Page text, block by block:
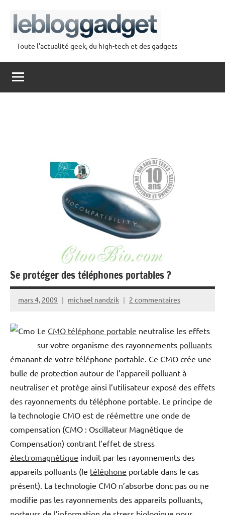
contenu
lebloggadget
Toute l'actualité geek, du high-tech et des gadgets
Se protéger des téléphones portables ?
mars 4, 2009 michael nandzik 2 commentaires
Le CMO téléphone portable neutralise les effets
sur votre organisme des rayonnements polluants
émanant de votre téléphone portable. Ce CMO crée une
bulle de protection autour de l’appareil polluant à
neutraliser et protège ainsi l’utilisateur exposé des effets
des rayonnements du téléphone portable. Le principe de
la technologie CMO est de réémettre une onde de
compensation (CMO : Oscillateur Magnétique de
Compensation) contrant l’effet de stress
électromagnétique induit par les rayonnements des
appareils polluants (le téléphone portable dans le cas
présent). La technologie CMO n’absorbe donc pas ou ne
modifie pas les rayonnements des appareils polluants,